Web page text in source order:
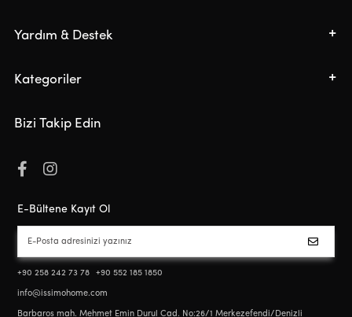
Yardım & Destek
Kategoriler
Bizi Takip Edin
E-Bültene Kayıt Ol
+90 258 242 73 78 +90 552 185 1850
info@issimohome.com
Barbaros mah. Mehmet Emin Durul Cad. No:26/1 Merkezefendi/Denizli